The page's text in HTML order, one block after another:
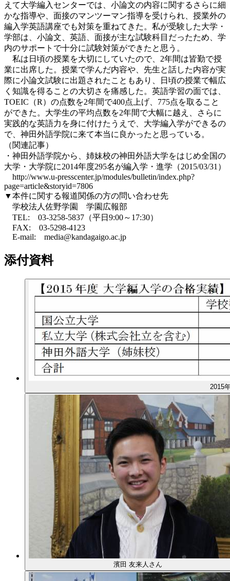
えて大学編入センターでは、小論文の内容に関するさらに細
かな指導や、面接のマンツーマン指導を受けられ、授業外の
編入学英語講座でも対策を重ねてきた。私が受験した大学・
学部は、小論文、英語、面接が主な試験科目だったため、学
内のサポートで十分に試験対策ができたと思う。
私は日頃の授業を大切にしていたので、2年間は皆勤で授
業に出席した。授業で学んだ内容や、先生と話した内容が実
際に小論文試験に出題されたこともあり、日頃の授業で幅広
く知識を得ることの大切さを痛感した。英語学習の面では、
TOEIC（R）の点数を2年間で400点上げ、775点を取ること
ができた。大学生の平均点数を2年間で大幅に越え、さらに
実践的な英語力を身に付けたうえで、大学編入学ができるの
で、神田外語学院に来て本当に良かったと思っている。
（関連記事）
・神田外語学院から、姉妹校の神田外語大学をはじめ全国の
大学・大学院に2014年度295名が編入学・進学（2015/03/31）
http://www.u-presscenter.jp/modules/bulletin/index.php?
page=article&storyid=7806
▼本件に関する報道関係の方の問い合わせ先
学校法人佐野学園 学園広報部
TEL: 03-3258-5837（平日9:00～17:30）
FAX: 03-5298-4123
E-mail: media@kandagaigo.ac.jp
添付資料
2015
濱田 友来人さん